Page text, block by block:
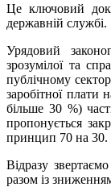
Це ключовий
державній службі.
Урядовий
зрозумілої та
публічному
заробітної плати
більше 30 %)
пропонується
принцип 70 на 30.
Відразу
разом із